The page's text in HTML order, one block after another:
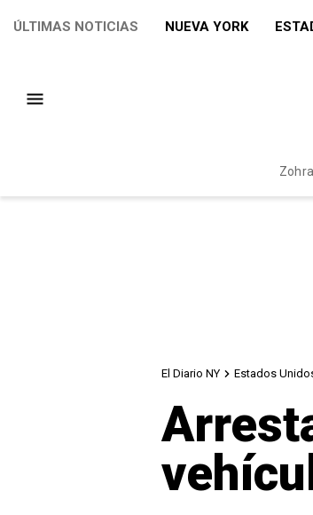
ÚLTIMAS NOTICIAS NUEVA YORK
El Diario NY Estados